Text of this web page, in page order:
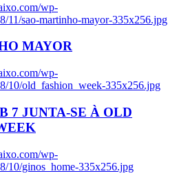
wp-
11/sao-martinho-mayor-335x256.jpg
MAYOR
wp-
10/old_fashion_week-335x256.jpg
7 JUNTA-SE À OLD
wp-
10/ginos_home-335x256.jpg